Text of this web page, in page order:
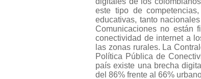
este tipo de
educativas, tanto
Comunicaciones no están
conectividad de internet a
las zonas rurales. La
Política Pública de
país existe una brecha
del 86% frente al 66%